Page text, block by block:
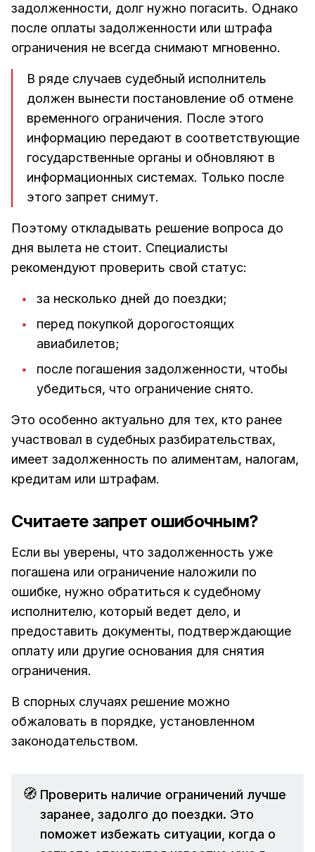
задолженности, долг нужно погасить. Однако
после оплаты задолженности или штрафа
ограничения не всегда снимают мгновенно.
В ряде случаев судебный исполнитель
должен вынести постановление об отмене
временного ограничения. После этого
информацию передают в соответствующие
государственные органы и обновляют в
информационных системах. Только после
этого запрет снимут.
Поэтому откладывать решение вопроса до
дня вылета не стоит. Специалисты
рекомендуют проверить свой статус:
за несколько дней до поездки;
перед покупкой дорогостоящих
авиабилетов;
после погашения задолженности, чтобы
убедиться, что ограничение снято.
Это особенно актуально для тех, кто ранее
участвовал в судебных разбирательствах,
имеет задолженность по алиментам, налогам,
кредитам или штрафам.
Считаете запрет ошибочным?
Если вы уверены, что задолженность уже
погашена или ограничение наложили по
ошибке, нужно обратиться к судебному
исполнителю, который ведет дело, и
предоставить документы, подтверждающие
оплату или другие основания для снятия
ограничения.
В спорных случаях решение можно
обжаловать в порядке, установленном
законодательством.
🧭 Проверить наличие ограничений лучше
заранее, задолго до поездки. Это
поможет избежать ситуации, когда о